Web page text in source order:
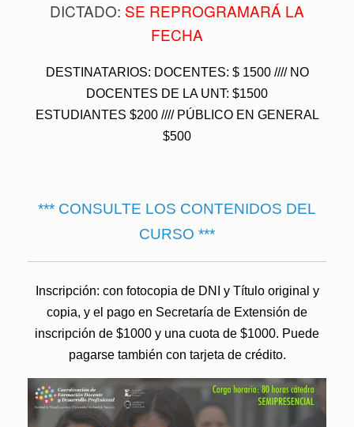
DICTADO: SE REPROGRAMARÁ LA
FECHA
DESTINATARIOS: DOCENTES: $ 1500 //// NO
DOCENTES DE LA UNT: $1500
ESTUDIANTES $200 //// PÚBLICO EN GENERAL
$500
*** CONSULTE LOS CONTENIDOS DEL
CURSO ***
Inscripción: con fotocopia de DNI y Título original y
copia, y el pago en Secretaría de Extensión de
inscripción de $1000 y una cuota de $1000. Puede
pagarse también con tarjeta de crédito.